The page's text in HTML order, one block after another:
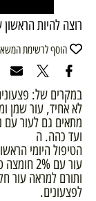
רוצה להיות
הוסף לרשימת
במקרים של:
לא אחיד, עור שמן
מתאים גם לעור עם
ועד כהה. ה
הטיפול היומי
עור עם
ותורם למראה עור
לפצעונים.